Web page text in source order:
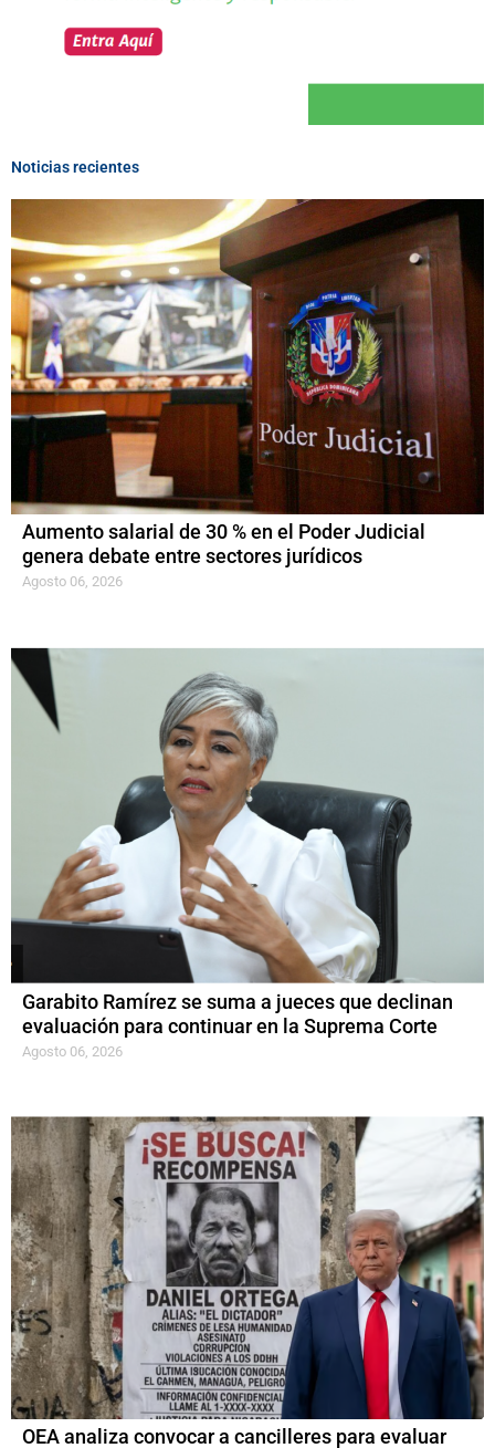
Noticias recientes
Aumento salarial de 30 % en el Poder Judicial
genera debate entre sectores jurídicos
Agosto 06, 2026
Garabito Ramírez se suma a jueces que declinan
evaluación para continuar en la Suprema Corte
Agosto 06, 2026
OEA analiza convocar a cancilleres para evaluar